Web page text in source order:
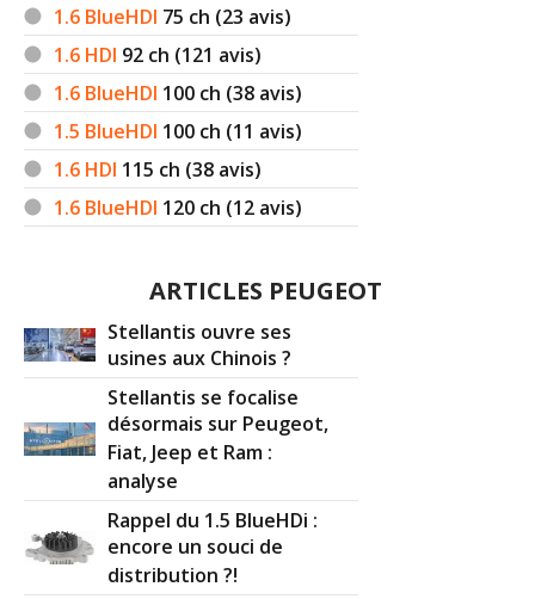
1.6 BlueHDI 75 ch (23 avis)
1.6 HDI 92 ch (121 avis)
1.6 BlueHDI 100 ch (38 avis)
1.5 BlueHDI 100 ch (11 avis)
1.6 HDI 115 ch (38 avis)
1.6 BlueHDI 120 ch (12 avis)
ARTICLES PEUGEOT
Stellantis ouvre ses
usines aux Chinois ?
Stellantis se focalise
désormais sur Peugeot,
Fiat, Jeep et Ram :
analyse
Rappel du 1.5 BlueHDi :
encore un souci de
distribution ?!